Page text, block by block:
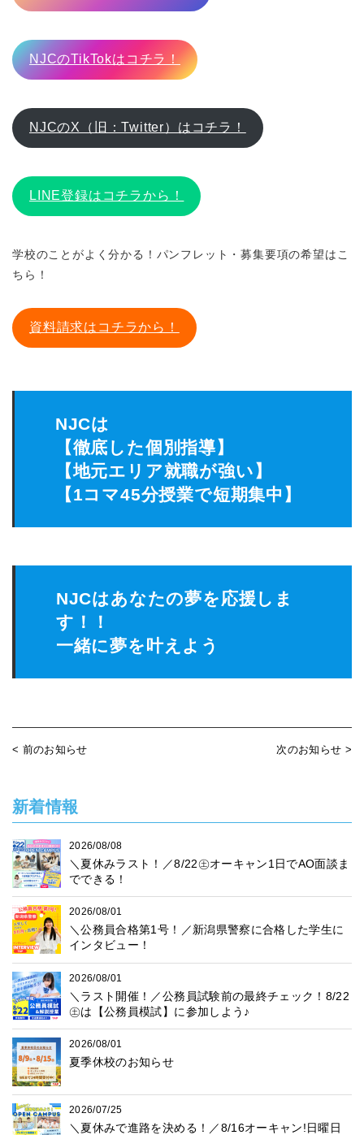
NJCのTikTokはコチラ！
NJCのX（旧：Twitter）はコチラ！
LINE登録はコチラから！
学校のことがよく分かる！パンフレット・募集要項の希望はこ
ちら！
資料請求はコチラから！
NJCは
【徹底した個別指導】
【地元エリア就職が強い】
【1コマ45分授業で短期集中】
NJCはあなたの夢を応援しま
す！！
一緒に夢を叶えよう
< 前のお知らせ 次のお知らせ >
新着情報
2026/08/08
＼夏休みラスト！／8/22㊏オーキャン1日でAO面談ま
でできる！
2026/08/01
＼公務員合格第1号！／新潟県警察に合格した学生に
インタビュー！
2026/08/01
＼ラスト開催！／公務員試験前の最終チェック！8/22
㊏は【公務員模試】に参加しよう♪
2026/08/01
夏季休校のお知らせ
2026/07/25
＼夏休みで進路を決める！／8/16オーキャン!日曜日